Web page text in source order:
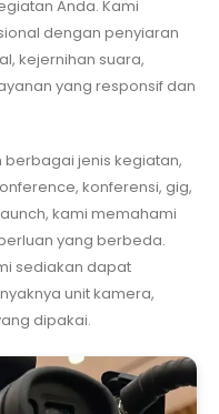
Anda. Kami
dengan penyiaran
kejernihan suara,
yang responsif dan
jenis kegiatan,
konferensi, gig,
kami memahami
yang berbeda.
sediakan dapat
unit kamera,
dipakai.